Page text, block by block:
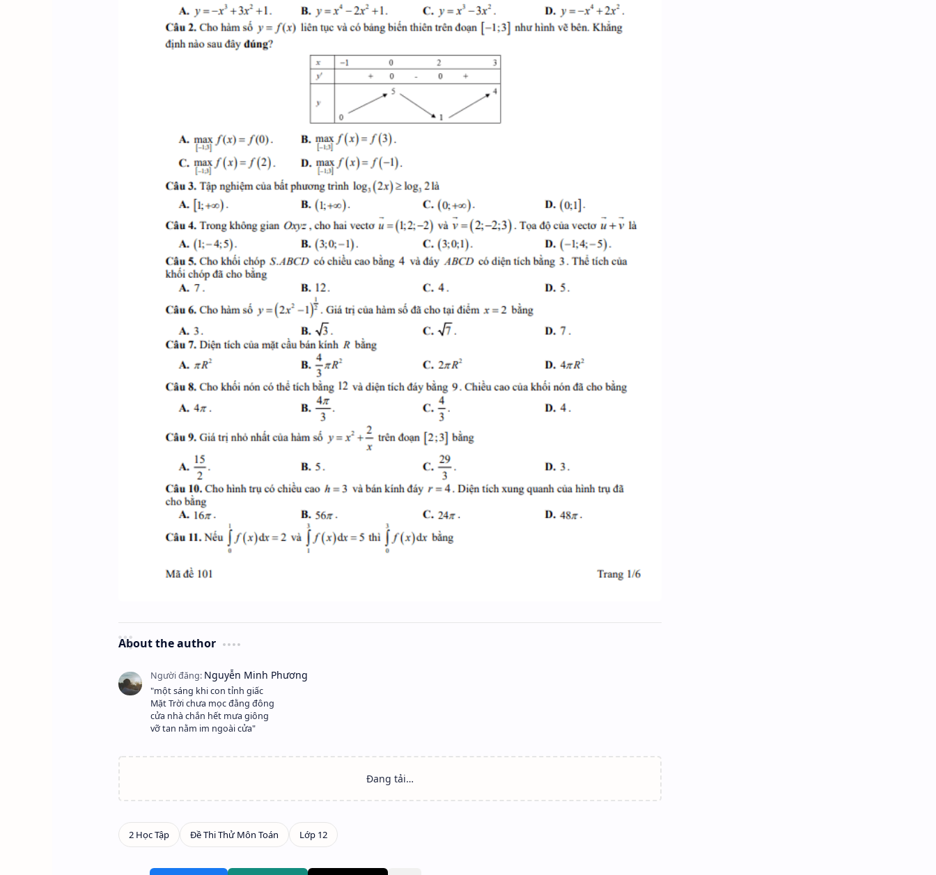
About the author
"một sáng khi con tỉnh giấc
Mặt Trời chưa mọc đằng đông
cửa nhà chắn hết mưa giông
vỡ tan nằm im ngoài cửa"